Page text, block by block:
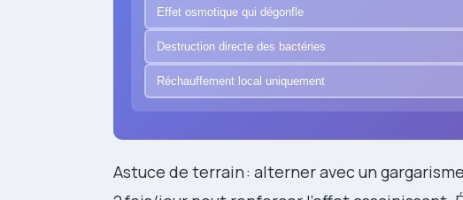
Effet osmotique qui dégonfle
Destruction directe des bactéries
Réchauffement local uniquement
Astuce de terrain : alterner avec un